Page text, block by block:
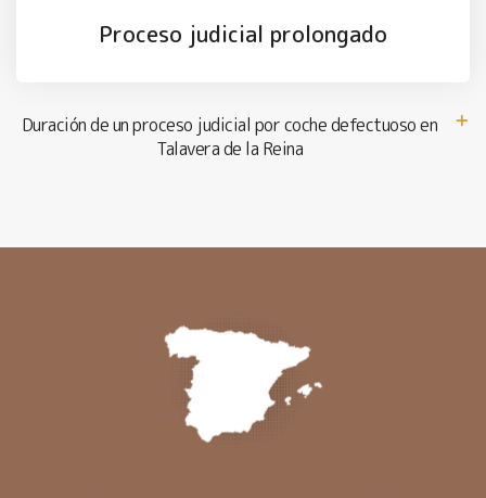
Proceso judicial prolongado
Duración de un proceso judicial por coche defectuoso en
Talavera de la Reina